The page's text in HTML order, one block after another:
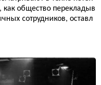
общество перекладыв
сотрудников, оставл